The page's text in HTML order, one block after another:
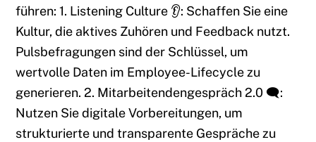
führen: 1. Listening Culture 👂: Schaffen Sie eine
Kultur, die aktives Zuhören und Feedback nutzt.
Pulsbefragungen sind der Schlüssel, um
wertvolle Daten im Employee-Lifecycle zu
generieren. 2. Mitarbeitendengespräch 2.0 🗨️:
Nutzen Sie digitale Vorbereitungen, um
strukturierte und transparente Gespräche zu